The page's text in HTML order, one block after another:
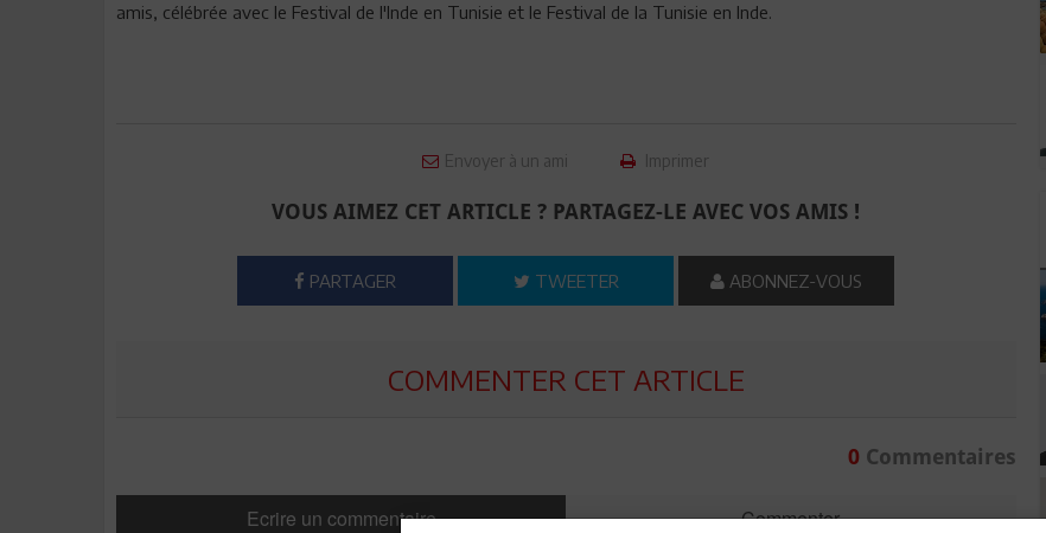
amis, célébrée avec le Festival de l'Inde en Tunisie et le Festival de la Tunisie en Inde.
Envoyer à un ami Imprimer
VOUS AIMEZ CET ARTICLE ? PARTAGEZ-LE AVEC VOS AMIS !
PARTAGER TWEETER ABONNEZ-VOUS
COMMENTER CET ARTICLE
0Commentaires
Ecrire un commentaire Commenter